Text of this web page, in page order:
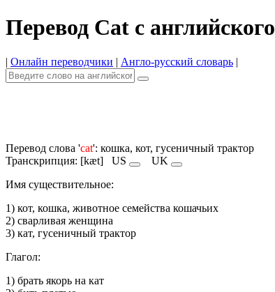
Перевод Cat с английского
| Онлайн переводчики | Англо-русский словарь |
Перевод слова 'cat': кошка, кот, гусеничный трактор
Транскрипция: [kæt] US
UK
Имя cуществительное:
1) кот, кошка, животное семейства кошачьих
2) сварливая женщина
3) кат, гусеничный трактор
Глагол:
1) брать якорь на кат